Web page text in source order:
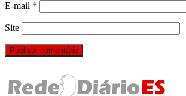
E-mail *
Site